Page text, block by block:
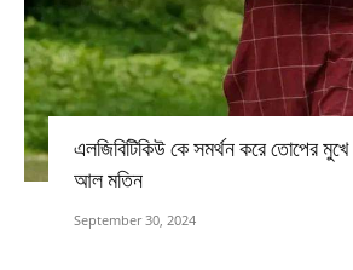
এলজিবিটিকিউ কে সমর্থন করে তোপের
আল মতিন
September 30, 2024